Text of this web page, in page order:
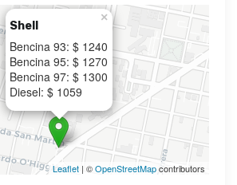
Shell
Bencina 93: $ 1240
Bencina 95: $ 1270
Bencina 97: $ 1300
Diesel: $ 1059
×
Leaflet | ©OpenStreetMapcontributors